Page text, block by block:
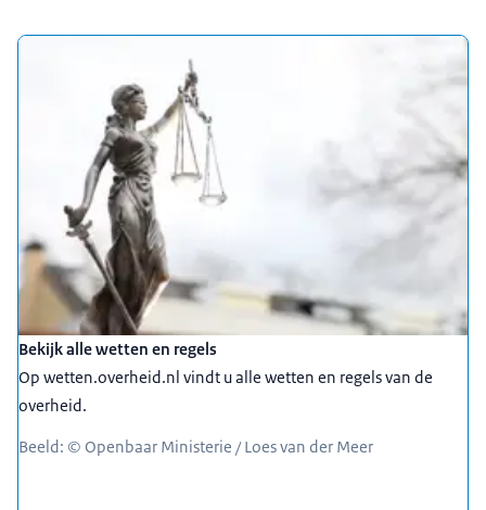
Bekijk alle wetten en regels
Op wetten.overheid.nl vindt u alle wetten en regels van de
overheid.
Beeld: © Openbaar Ministerie / Loes van der Meer